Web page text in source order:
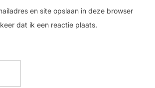
en site opslaan in deze browser
dat ik een reactie plaats.